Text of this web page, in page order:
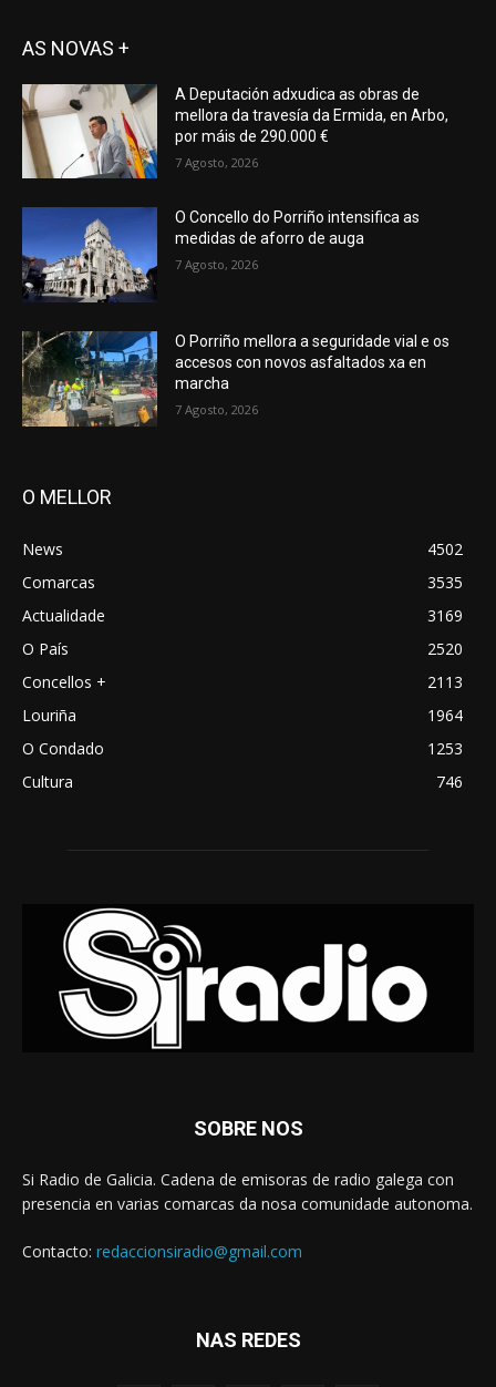
AS NOVAS +
A Deputación adxudica as obras de
mellora da travesía da Ermida, en Arbo,
por máis de 290.000 €
7 Agosto, 2026
O Concello do Porriño intensifica as
medidas de aforro de auga
7 Agosto, 2026
O Porriño mellora a seguridade vial e os
accesos con novos asfaltados xa en
marcha
7 Agosto, 2026
O MELLOR
News
4502
Comarcas
3535
Actualidade
3169
O País
2520
Concellos +
2113
Louriña
1964
O Condado
1253
Cultura
746
SOBRE NOS
Si Radio de Galicia. Cadena de emisoras de radio galega con
presencia en varias comarcas da nosa comunidade autonoma.
Contacto: redaccionsiradio@gmail.com
NAS REDES